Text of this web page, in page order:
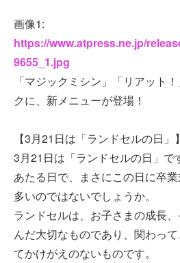
画像1:
https://www.atpress.ne.jp/
9655_1.jpg
「マジックミシン」「リアット
クに、新メニューが登場！
【3月21日は「ランドセルの日」】
3月21日は「ランドセルの日」で
あたる日で、まさにこの日に卒
多いのではないでしょうか。
ランドセルは、お子さまの成長
んだ大切なものであり、関わっ
てかけがえのないものです。